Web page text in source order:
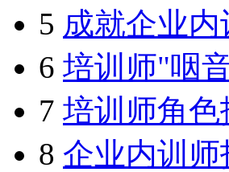
5 成就企业
6 培训师"咽
7 培训师角
8 企业内训